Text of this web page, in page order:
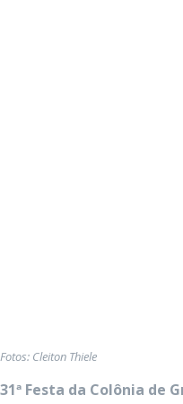
Fotos: Cleiton Thiele
31ª Festa da Colônia de